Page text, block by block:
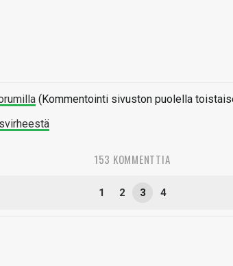
(Kommentointi sivuston puolella
153 KOMMENTTIA
1 2 3 4